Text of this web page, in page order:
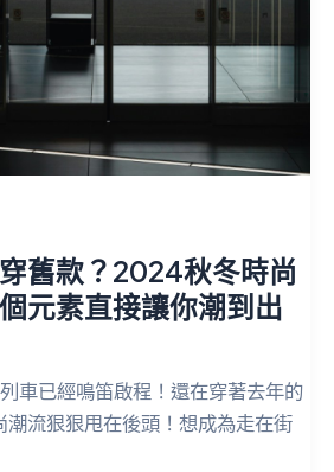
舊款？2024秋冬時尚
元素直接讓你潮到出
車已經鳴笛啟程！還在穿著去年的
潮流狠狠甩在後頭！想成為走在街